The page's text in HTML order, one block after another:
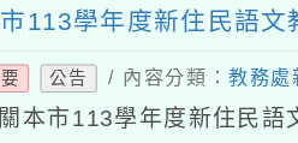
113學年度新住民語文
公告 / 內容分類：教務處
本市113學年度新住民語